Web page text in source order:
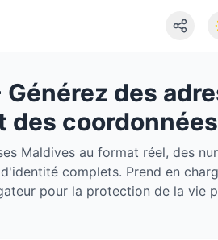
des
Maldives au format réel, des
complets. Prend en
pour la protection de la vie